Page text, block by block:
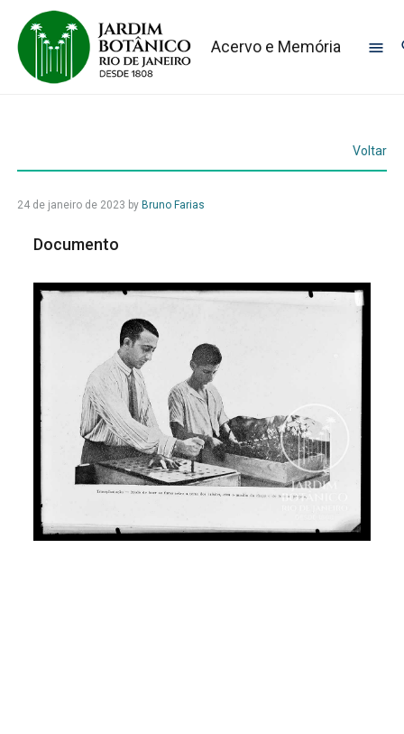
Acervo e Memória
Voltar
24 de janeiro de 2023 by Bruno Farias
Documento